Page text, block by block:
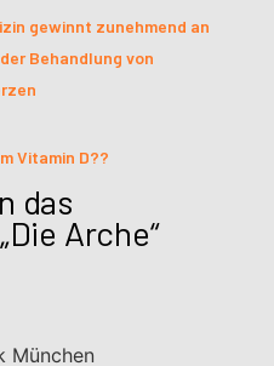
gewinnt zunehmend an
Behandlung von
Vitamin D??
das
Arche“